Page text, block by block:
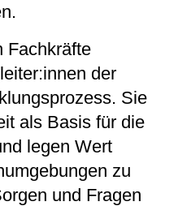
Fachkräfte
der
Sie
als Basis für die
legen Wert
zu
und Fragen